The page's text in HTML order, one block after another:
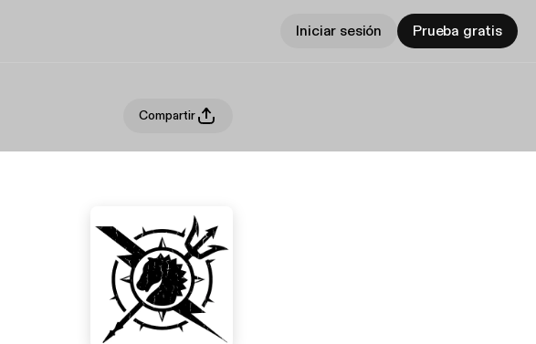
Iniciar sesión Prueba gratis
Compartir